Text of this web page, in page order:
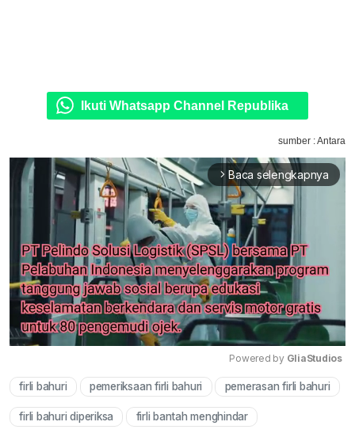
Ikuti Whatsapp Channel Republika
sumber : Antara
arrow_forward_ios Baca selengkapnya
Mute
Powered by GliaStudios
firli bahuri pemeriksaan firli bahuri pemerasan firli bahuri
firli bahuri diperiksa firli bantah menghindar